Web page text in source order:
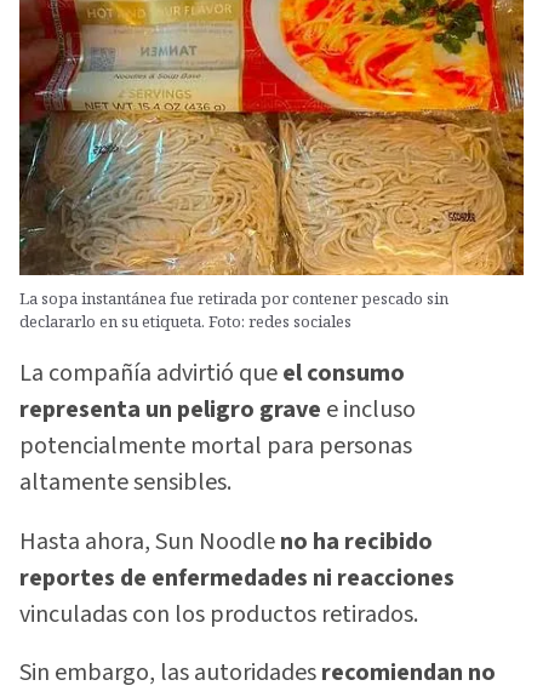
La sopa instantánea fue retirada por contener pescado sin
declararlo en su etiqueta. Foto: redes sociales
La compañía advirtió queel consumo
representa un peligro grave e incluso
potencialmente mortal para personas
altamente sensibles.
Hasta ahora, Sun Noodleno ha recibido
reportes de enfermedades ni reacciones
vinculadas con los productos retirados.
Sin embargo, las autoridadesrecomiendan no